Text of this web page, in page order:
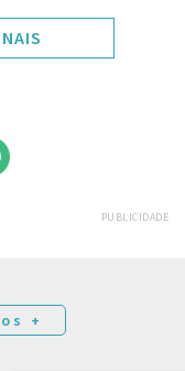
PUBLICIDADE
+